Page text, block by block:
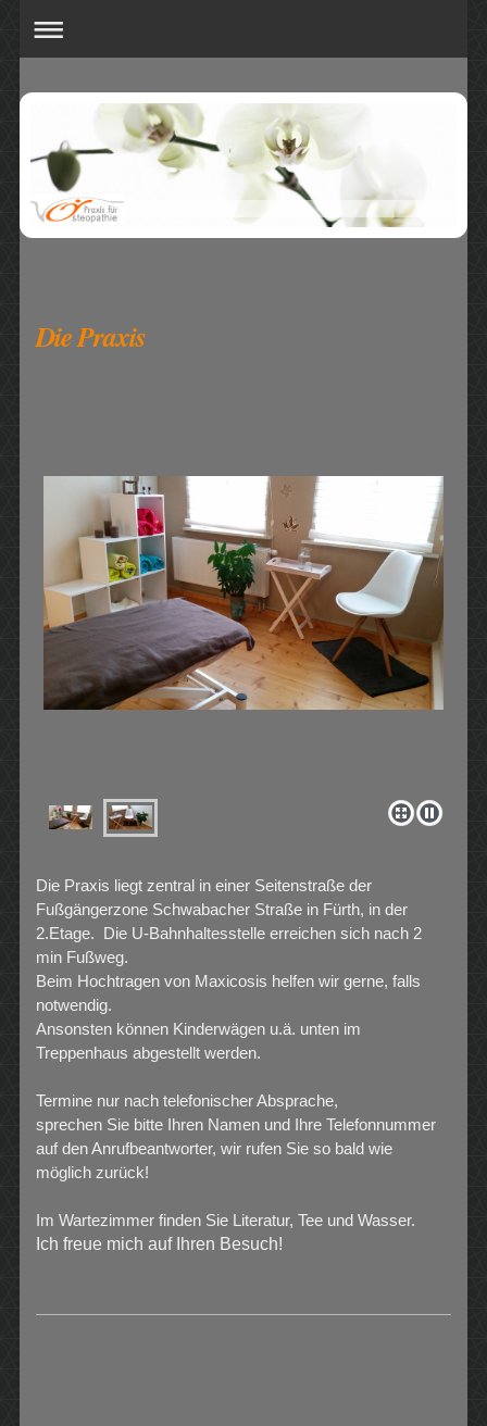
Die Praxis
Die Praxis liegt zentral in einer Seitenstraße der
Fußgängerzone Schwabacher Straße in Fürth, in der
2.Etage. Die U-Bahnhaltesstelle erreichen sich nach 2
min Fußweg.
Beim Hochtragen von Maxicosis helfen wir gerne, falls
notwendig.
Ansonsten können Kinderwägen u.ä. unten im
Treppenhaus abgestellt werden.
Termine nur nach telefonischer Absprache,
sprechen Sie bitte Ihren Namen und Ihre Telefonnummer
auf den Anrufbeantworter, wir rufen Sie so bald wie
möglich zurück!
Im Wartezimmer finden Sie Literatur, Tee und Wasser.
Ich freue mich auf Ihren Besuch!